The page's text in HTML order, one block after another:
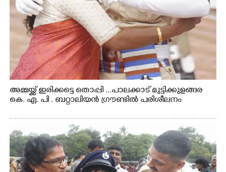
അമ്മയ്ക്ക് ഇരിക്കട്ടെ തൊപ്പി ...പാലക്കാട് മുട്ടിക്കുളങ്ങര
കെ. എ. പി . ബറ്റാലിയൻ ഗ്രൗണ്ടിൽ പരിശീലനം